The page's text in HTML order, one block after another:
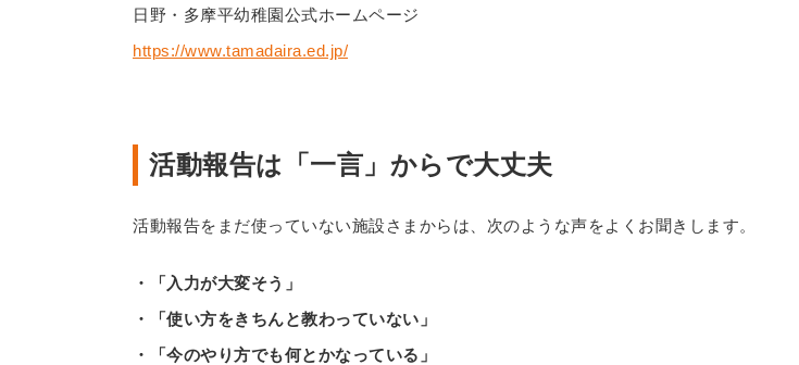
日野・多摩平幼稚園公式ホームページ
https://www.tamadaira.ed.jp/
活動報告は「一言」からで大丈夫
活動報告をまだ使っていない施設さまからは、次のような声をよくお聞きします。
・「入力が大変そう」
・「使い方をきちんと教わっていない」
・「今のやり方でも何とかなっている」